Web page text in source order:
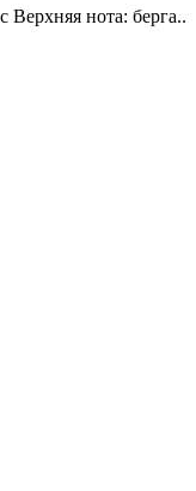
нота: берга..